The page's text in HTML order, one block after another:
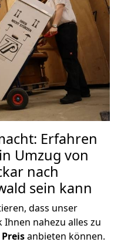
Erfahren
Umzug von
nach
sein kann
dass unser
nahezu alles zu
Preisanbieten können.